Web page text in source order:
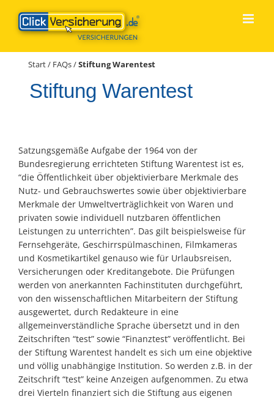
Inhalt
springen
Start/ FAQs/Stiftung Warentest
Stiftung Warentest
Satzungsgemäße Aufgabe der 1964 von der
Bundesregierung errichteten Stiftung Warentest ist es,
“die Öffentlichkeit über objektivierbare Merkmale des
Nutz- und Gebrauchswertes sowie über objektivierbare
Merkmale der Umweltverträglichkeit von Waren und
privaten sowie individuell nutzbaren öffentlichen
Leistungen zu unterrichten”. Das gilt beispielsweise für
Fernsehgeräte, Geschirrspülmaschinen, Filmkameras
und Kosmetikartikel genauso wie für Urlaubsreisen,
Versicherungen oder Kreditangebote. Die Prüfungen
werden von anerkannten Fachinstituten durchgeführt,
von den wissenschaftlichen Mitarbeitern der Stiftung
ausgewertet, durch Redakteure in eine
allgemeinverständliche Sprache übersetzt und in den
Zeitschriften “test” sowie “Finanztest” veröffentlicht. Bei
der Stiftung Warentest handelt es sich um eine objektive
und völlig unabhängige Institution. So werden z.B. in der
Zeitschrift “test” keine Anzeigen aufgenommen. Zu etwa
drei Vierteln finanziert sich die Stiftung aus eigenen